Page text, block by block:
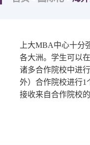
学生发展
国际化
联盟高校海外访学
国际讲座&论坛
上大MBA中心十分
各大洲。学生可以
诸多合作院校中进
外）合作院校进行1
接收来自合作院校